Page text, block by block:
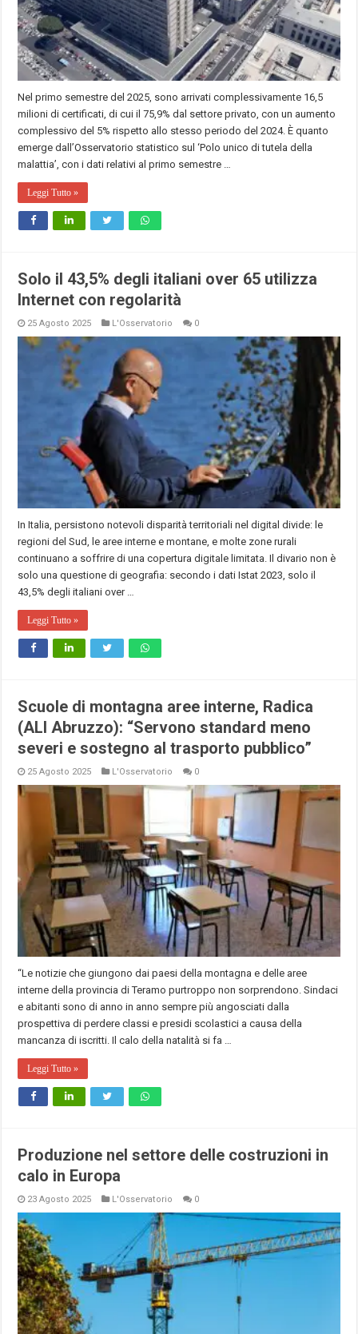
Nel primo semestre del 2025, sono arrivati complessivamente 16,5
milioni di certificati, di cui il 75,9% dal settore privato, con un aumento
complessivo del 5% rispetto allo stesso periodo del 2024. È quanto
emerge dall’Osservatorio statistico sul ‘Polo unico di tutela della
malattia’, con i dati relativi al primo semestre …
Leggi Tutto »
Solo il 43,5% degli italiani over 65 utilizza
Internet con regolarità
25 Agosto 2025 L'Osservatorio 0
In Italia, persistono notevoli disparità territoriali nel digital divide: le
regioni del Sud, le aree interne e montane, e molte zone rurali
continuano a soffrire di una copertura digitale limitata. Il divario non è
solo una questione di geografia: secondo i dati Istat 2023, solo il
43,5% degli italiani over …
Leggi Tutto »
Scuole di montagna aree interne, Radica
(ALI Abruzzo): “Servono standard meno
severi e sostegno al trasporto pubblico”
25 Agosto 2025 L'Osservatorio 0
“Le notizie che giungono dai paesi della montagna e delle aree
interne della provincia di Teramo purtroppo non sorprendono. Sindaci
e abitanti sono di anno in anno sempre più angosciati dalla
prospettiva di perdere classi e presidi scolastici a causa della
mancanza di iscritti. Il calo della natalità si fa …
Leggi Tutto »
Produzione nel settore delle costruzioni in
calo in Europa
23 Agosto 2025 L'Osservatorio 0